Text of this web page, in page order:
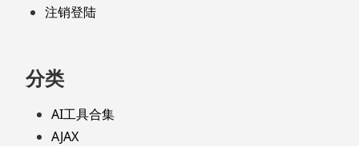
注销登陆
分类
AI工具合集
AJAX